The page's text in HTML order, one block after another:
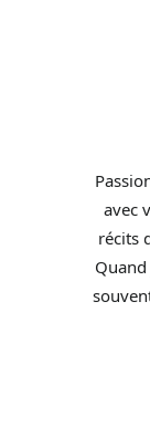
avec
récits